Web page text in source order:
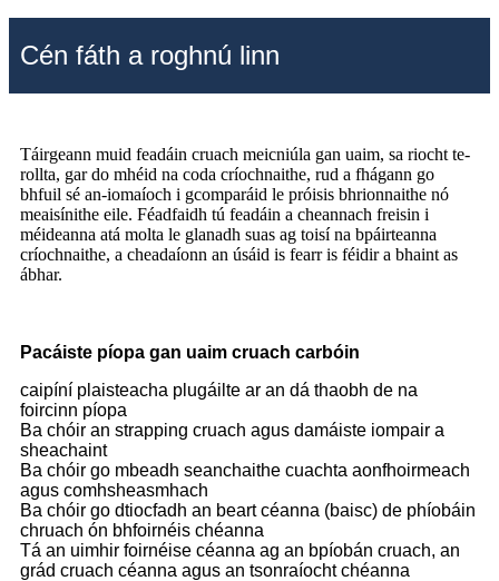
Cén fáth a roghnú linn
Táirgeann muid feadáin cruach meicniúla gan uaim, sa riocht te-
rollta, gar do mhéid na coda críochnaithe, rud a fhágann go
bhfuil sé an-iomaíoch i gcomparáid le próisis bhrionnaithe nó
meaisínithe eile. Féadfaidh tú feadáin a cheannach freisin i
méideanna atá molta le glanadh suas ag toisí na bpáirteanna
críochnaithe, a cheadaíonn an úsáid is fearr is féidir a bhaint as
ábhar.
Pacáiste píopa gan uaim cruach carbóin
caipíní plaisteacha plugáilte ar an dá thaobh de na
foircinn píopa
Ba chóir an strapping cruach agus damáiste iompair a
sheachaint
Ba chóir go mbeadh seanchaithe cuachta aonfhoirmeach
agus comhsheasmhach
Ba chóir go dtiocfadh an beart céanna (baisc) de phíobáin
chruach ón bhfoirnéis chéanna
Tá an uimhir foirnéise céanna ag an bpíobán cruach, an
grád cruach céanna agus an tsonraíocht chéanna